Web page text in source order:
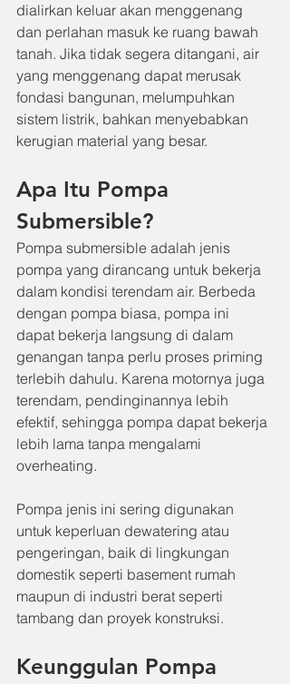
dialirkan keluar akan menggenang
dan perlahan masuk ke ruang bawah
tanah. Jika tidak segera ditangani, air
yang menggenang dapat merusak
fondasi bangunan, melumpuhkan
sistem listrik, bahkan menyebabkan
kerugian material yang besar.
Apa Itu Pompa
Submersible?
Pompa submersible adalah jenis
pompa yang dirancang untuk bekerja
dalam kondisi terendam air. Berbeda
dengan pompa biasa, pompa ini
dapat bekerja langsung di dalam
genangan tanpa perlu proses priming
terlebih dahulu. Karena motornya juga
terendam, pendinginannya lebih
efektif, sehingga pompa dapat bekerja
lebih lama tanpa mengalami
overheating.
Pompa jenis ini sering digunakan
untuk keperluan dewatering atau
pengeringan, baik di lingkungan
domestik seperti basement rumah
maupun di industri berat seperti
tambang dan proyek konstruksi.
Keunggulan Pompa